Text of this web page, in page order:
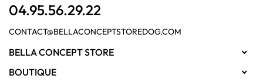
04.95.56.29.22
CONTACT@BELLACONCEPTSTOREDOG.COM
BELLA CONCEPT STORE 
BOUTIQUE 